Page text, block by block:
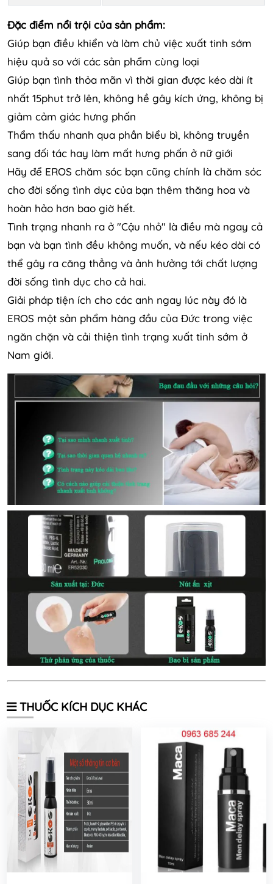
Đặc điểm nổi trội của sản phẩm:
Giúp bạn điều khiển và làm chủ việc xuất tinh sớm
hiệu quả so với các sản phẩm cùng loại
Giúp bạn tình thỏa mãn vì thời gian được kéo dài ít
nhất 15phut trở lên, không hề gây kích ứng, không bị
giảm cảm giác hưng phấn
Thẩm thấu nhanh qua phần biểu bì, không truyền
sang đối tác hay làm mất hưng phấn ở nữ giới
Hãy để EROS chăm sóc bạn cũng chính là chăm sóc
cho đời sống tình dục của bạn thêm thăng hoa và
hoàn hảo hơn bao giờ hết.
Tình trạng nhanh ra ở "Cậu nhỏ" là điều mà ngay cả
bạn và bạn tình đều không muốn, và nếu kéo dài có
thể gây ra căng thẳng và ảnh hưởng tới chất lượng
đời sống tình dục cho cả hai.
Giải pháp tiện ích cho các anh ngay lúc này đó là
EROS một sản phẩm hàng đầu của Đức trong việc
ngăn chặn và cải thiện tình trạng xuất tinh sớm ở
Nam giới.
THUỐC KÍCH DỤC KHÁC